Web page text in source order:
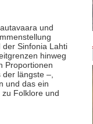
und
der Sinfonia Lahti
hinweg
Proportionen
längste –,
und das ein
Folklore und